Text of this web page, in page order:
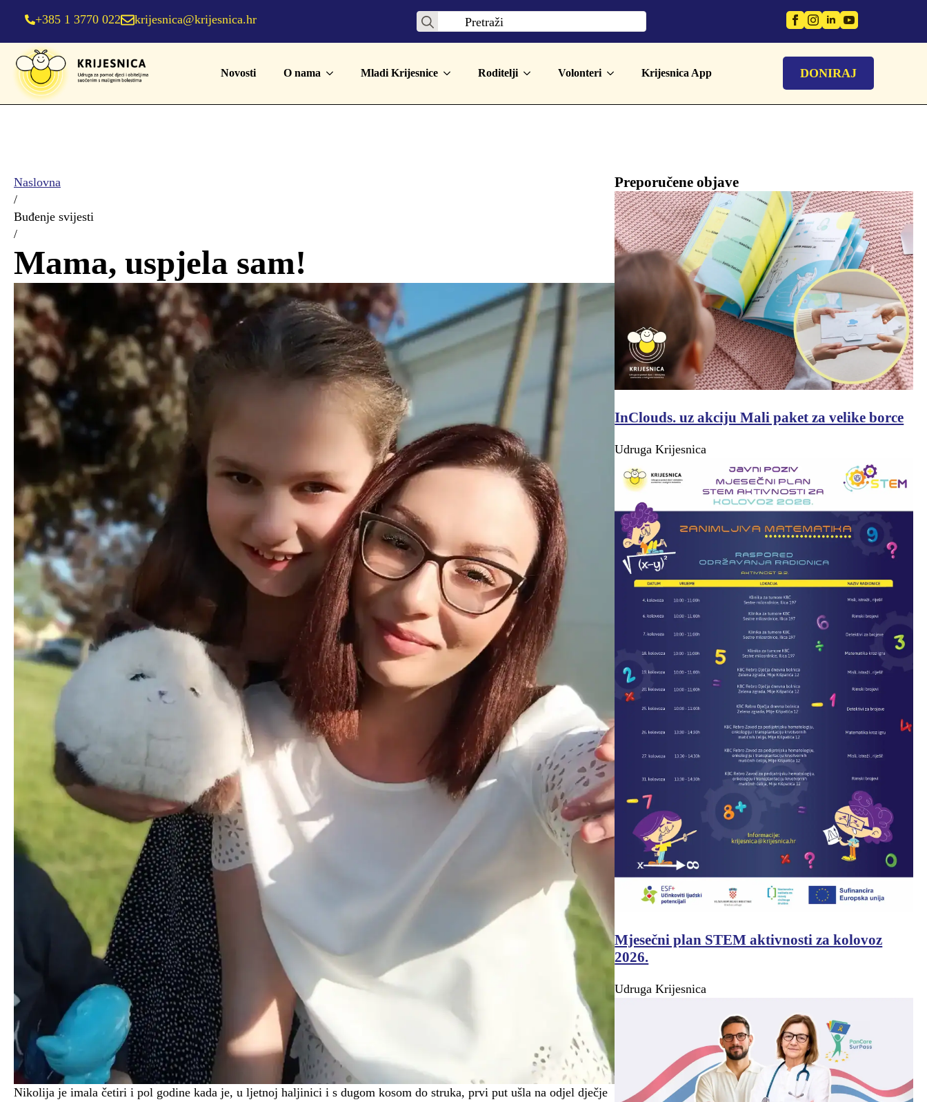
+385 1 3770 022 krijesnica@krijesnica.hr
Search
Novosti O nama Mladi Krijesnice Roditelji Volonteri Krijesnica App DONIRAJ
Naslovna
/
Buđenje svijesti
/
Mama, uspjela sam!
Nikolija je imala četiri i pol godine kada je, u ljetnoj haljinici i s dugom kosom do struka, prvi put ušla na odjel dječje
Preporučene objave
InClouds. uz akciju Mali paket za velike borce
Udruga Krijesnica
Mjesečni plan STEM aktivnosti za kolovoz
2026.
Udruga Krijesnica